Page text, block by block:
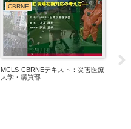
CBRNE
MCLS-CBRNEテキスト：災害医療
大学・購買部